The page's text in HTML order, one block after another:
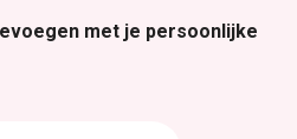
met je persoonlijke